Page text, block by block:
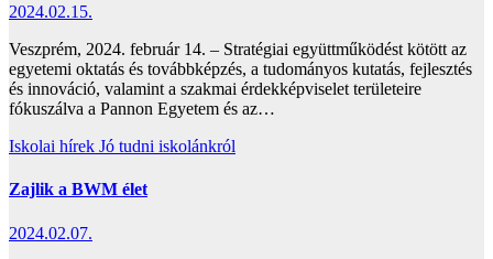
2024.02.15.
Veszprém, 2024. február 14. – Stratégiai együttműködést kötött az
egyetemi oktatás és továbbképzés, a tudományos kutatás, fejlesztés
és innováció, valamint a szakmai érdekképviselet területeire
fókuszálva a Pannon Egyetem és az…
Iskolai hírek Jó tudni iskolánkról
Zajlik a BWM élet
2024.02.07.